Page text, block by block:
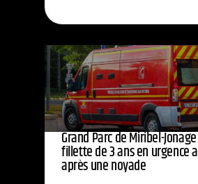
Grand Parc de Miribel-
fillette de 3 ans en urgence
après une noyade